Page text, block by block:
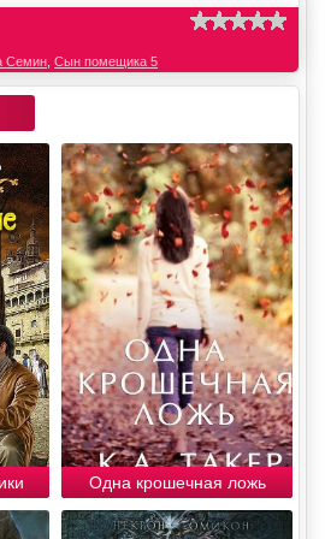
Семин Сын помещика 5
Одна крошечная ложь